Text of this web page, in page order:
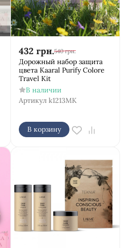
432 грн.540 грн.
Дорожный набор защита
цвета Kaaral Purify Colore
Travel Kit
В наличии
Артикул k1213MK
В корзину